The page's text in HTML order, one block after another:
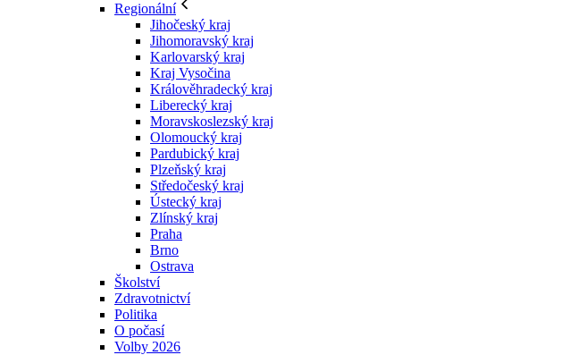
Regionální
Jihočeský kraj
Jihomoravský kraj
Karlovarský kraj
Kraj Vysočina
Králověhradecký kraj
Liberecký kraj
Moravskoslezský kraj
Olomoucký kraj
Pardubický kraj
Plzeňský kraj
Středočeský kraj
Ústecký kraj
Zlínský kraj
Praha
Brno
Ostrava
Školství
Zdravotnictví
Politika
O počasí
Volby 2026